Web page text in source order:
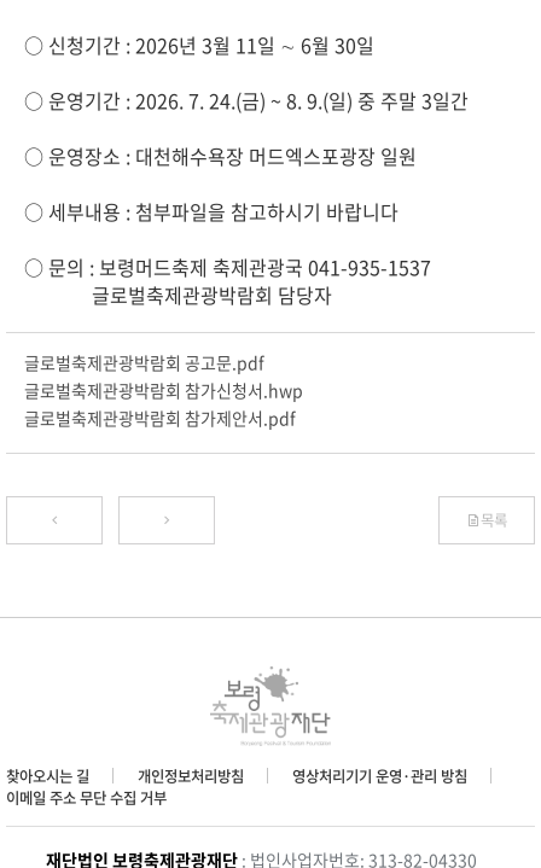
○ 신청기간 : 2026년 3월 11일 ∼ 6월 30일
○ 운영기간 : 2026. 7. 24.(금) ~ 8. 9.(일) 중 주말 3일간
○ 운영장소 : 대천해수욕장 머드엑스포광장 일원
○ 세부내용 : 첨부파일을 참고하시기 바랍니다
○ 문의 : 보령머드축제 축제관광국 041-935-1537
글로벌축제관광박람회 담당자
글로벌축제관광박람회 공고문.pdf
글로벌축제관광박람회 참가신청서.hwp
글로벌축제관광박람회 참가제안서.pdf
목록
찾아오시는 길 개인정보처리방침
영상처리기기 운영·관리 방침
이메일 주소 무단 수집 거부
재단법인 보령축제관광재단 : 법인사업자번호: 313-82-04330